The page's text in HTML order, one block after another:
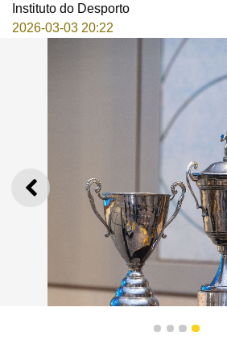
Instituto do Desporto
2026-03-03 20:22
ANTERIOR
ITTF Taças Mundiais
2026, apresentadas
terá lugar de
1 2 3 4